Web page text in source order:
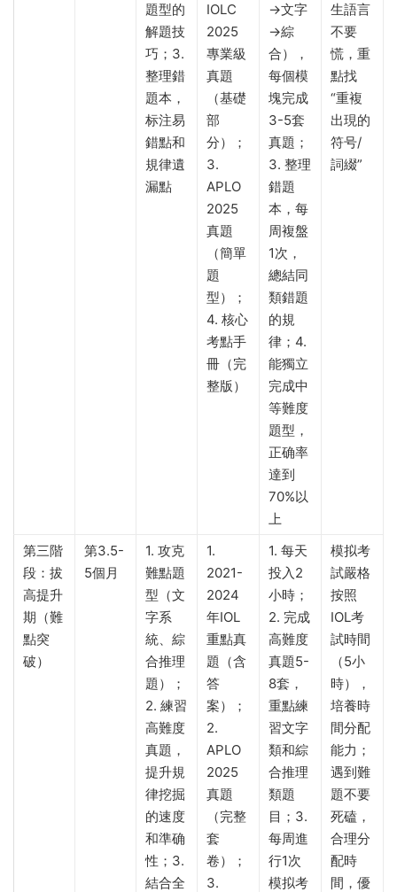
題型的
解題技
巧；3.
整理錯
題本，
标注易
錯點和
規律遺
漏點
IOLC
2025
專業級
真題
（基礎
部
分）；
3.
APLO
2025
真題
（簡單
題
型）；
4. 核心
考點手
冊（完
整版）
→文字
→綜
合），
每個模
塊完成
3-5套
真題；
3. 整理
錯題
本，每
周複盤
1次，
總結同
類錯題
的規
律；4.
能獨立
完成中
等難度
題型，
正确率
達到
70%以
上
生語言
不要
慌，重
點找
“重複
出現的
符号/
詞綴”
第三階
段：拔
高提升
期（難
點突
破）
第3.5-
5個月
1. 攻克
難點題
型（文
字系
統、綜
合推理
題）；
2. 練習
高難度
真題，
提升規
律挖掘
的速度
和準确
性；3.
結合全
1.
2021-
2024
年IOL
重點真
題（含
答
案）；
2.
APLO
2025
真題
（完整
套
卷）；
3.
1. 每天
投入2
小時；
2. 完成
高難度
真題5-
8套，
重點練
習文字
類和綜
合推理
類題
目；3.
每周進
行1次
模拟考
模拟考
試嚴格
按照
IOL考
試時間
（5小
時），
培養時
間分配
能力；
遇到難
題不要
死磕，
合理分
配時
間，優